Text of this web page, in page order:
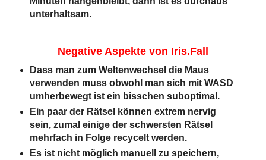
unterhaltsam.
Negative Aspekte von Iris.Fall
Dass man zum Weltenwechsel die Maus
verwenden muss obwohl man sich mit WASD
umherbewegt ist ein bisschen suboptimal.
Ein paar der Rätsel können extrem nervig
sein, zumal einige der schwersten Rätsel
mehrfach in Folge recycelt werden.
Es ist nicht möglich manuell zu speichern,